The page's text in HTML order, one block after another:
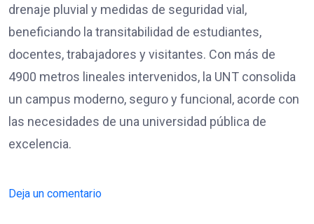
drenaje pluvial y medidas de seguridad vial,
beneficiando la transitabilidad de estudiantes,
docentes, trabajadores y visitantes. Con más de
4900 metros lineales intervenidos, la UNT consolida
un campus moderno, seguro y funcional, acorde con
las necesidades de una universidad pública de
excelencia.
Deja un comentario